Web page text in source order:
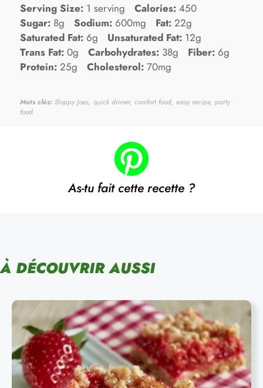
Serving Size: 1 serving Calories: 450
Sugar: 8g Sodium: 600mg Fat: 22g
Saturated Fat: 6g Unsaturated Fat: 12g
Trans Fat: 0g Carbohydrates: 38g Fiber: 6g
Protein: 25g Cholesterol: 70mg
Mots clés: Sloppy Joes, quick dinner, comfort food, easy recipe, party
food
As-tu fait cette recette ?
À DÉCOUVRIR AUSSI